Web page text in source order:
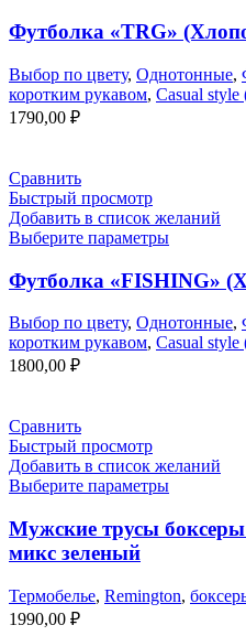
Футболка «TRG»
Выбор по цвету, Однотонные,
коротким рукавом, Casual
1790,00 ₽
Сравнить
Быстрый просмотр
Добавить в список желаний
Выберите параметры
Футболка «FISHING»
Выбор по цвету, Однотонные,
коротким рукавом, Casual
1800,00 ₽
Сравнить
Быстрый просмотр
Добавить в список желаний
Выберите параметры
Мужские трусы
микс зеленый
Термобелье, Remington,
1990,00 ₽